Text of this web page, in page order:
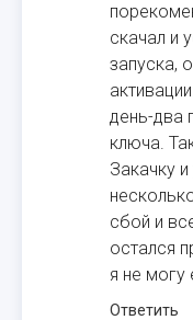
скачал и
запуска,
день-два
ключа.
Закачку
сбой и
остался
я не могу
Ответить